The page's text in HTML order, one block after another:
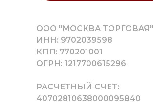
ООО "МОСКВА ТОРГОВАЯ"
ИНН: 9702039598
КПП: 770201001
ОГРН: 1217700615296
РАСЧЕТНЫЙ СЧЕТ:
40702810638000095840